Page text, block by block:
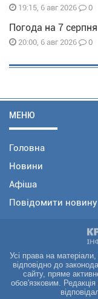
19:15, 6 авг 2026 0
Погода на 7 серпня
20:00, 6 авг 2026 0
МЕНЮ
Головна
Новини
Афіша
Повідомити новину
Усі права на
відповідно до
сайту, пряме
обов'язковим.